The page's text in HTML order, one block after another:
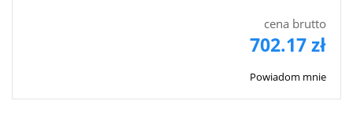
cena brutto
702.17 zł
Powiadom mnie